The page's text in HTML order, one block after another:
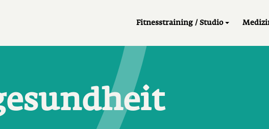
Main
Fitnesstraining / Studio